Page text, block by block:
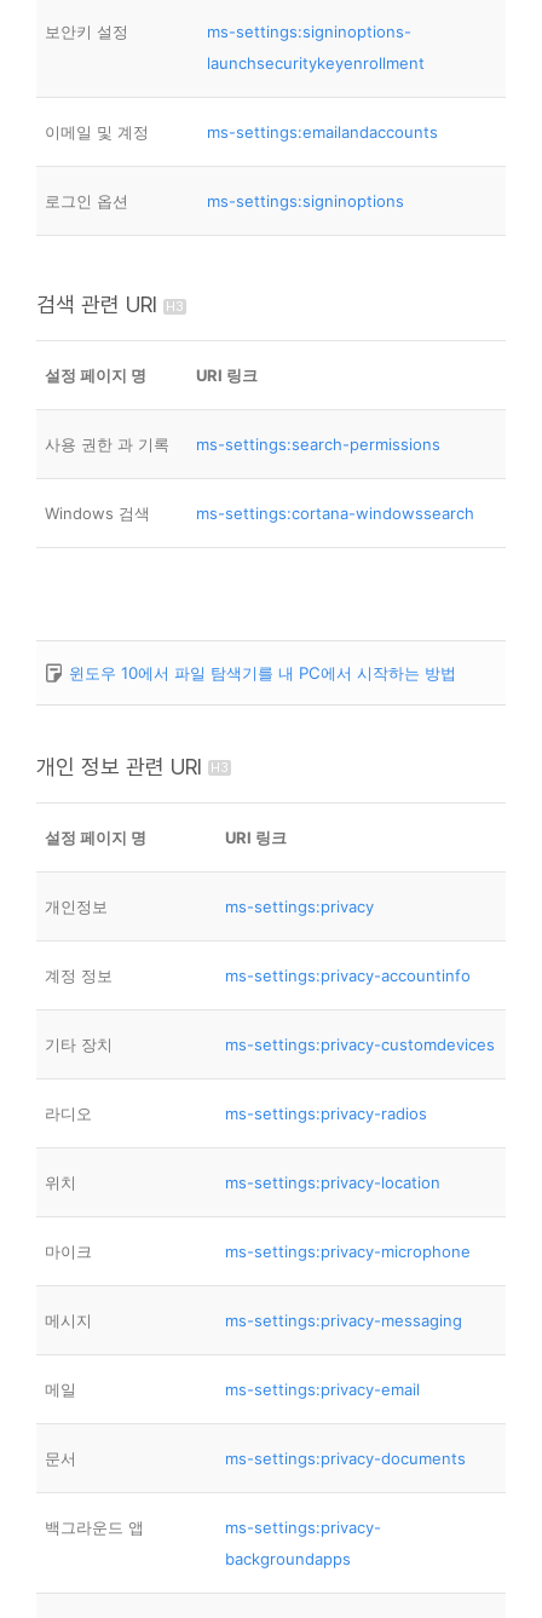
보안키 설정
ms-settings:signinoptions-
launchsecuritykeyenrollment
이메일 및 계정 ms-settings:emailandaccounts
로그인 옵션 ms-settings:signinoptions
검색 관련 URI
설정 페이지 명 URI 링크
사용 권한 과 기록 ms-settings:search-permissions
Windows 검색 ms-settings:cortana-windowssearch
윈도우 10에서 파일 탐색기를 내 PC에서 시작하는 방법
개인 정보 관련 URI
설정 페이지 명 URI 링크
개인정보 ms-settings:privacy
계정 정보 ms-settings:privacy-accountinfo
기타 장치 ms-settings:privacy-customdevices
라디오 ms-settings:privacy-radios
위치 ms-settings:privacy-location
마이크 ms-settings:privacy-microphone
메시지 ms-settings:privacy-messaging
메일 ms-settings:privacy-email
문서 ms-settings:privacy-documents
백그라운드 앱
ms-settings:privacy-
backgroundapps